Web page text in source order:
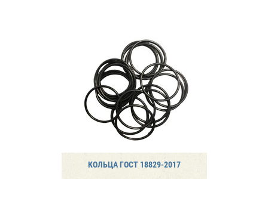
КОЛЬЦА ГОСТ 18829-2017